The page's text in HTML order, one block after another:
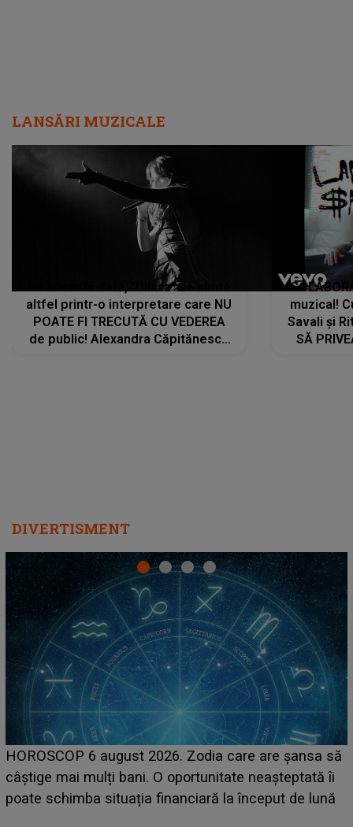
LANSĂRI MUZICALE
De această dată, "Dilaila" se simte
altfel printr-o interpretare care NU
POATE FI TRECUTĂ CU VEDEREA
de public! Alexandra Căpitănescu
muzical!
Savali și
SĂ
DIVERTISMENT
LINE-UP UNTOLD ONE, prima zi. Cine sunt artiștii
care deschid festivalul și de la ce ore au loc cele mai
așteptate concerte pe scena principală?